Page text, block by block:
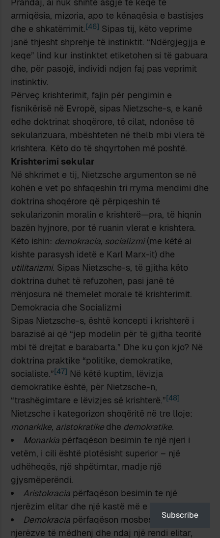
armiqësia, mizoria, apo te kënaqësia e bastisjes
dhe e shkatërrimit.[46] Sipas tij, këto veprime
janë thjesht shprehje të instinktit. “Ndërgjegjja e
keqe” lind kur instinktet etiketohen si të gabuara
dhe, për pasojë, individi ndjen faj pas veprimit
instinktiv.
Përveç krishterimit, fajin për pengimin e
fisnikërisë në Evropë, sipas Nietzsche-s, e kanë
edhe doktrinat shoqërore, të cilat, ndonëse të
sekularizuara, mbështeten në thelb mbi vlera të
krishtera. Këto do të shqyrtohen më poshtë.
Krishterimi sekular
Në shkrimet e tij, Nietzsche argumenton se në
kohën e vet po shfaqeshin tri rryma mendimi dhe
doktrina shoqërore që përpiqeshin të
sekularizonin moralin e krishterë—pra, të hiqnin
bazën hyjnore, por të ruanin vlerat e krishtera.
Këto ishin: demokracia, socializmi(me këtë ai
kishte parasysh idetë e Karl Marx-it) dhe
utilitarizmi. Sipas Nietzsche-s, të gjitha këto
doktrina duhet të refuzohen, pasi janë të
rrënjosura në themelet morale të krishterimit.
Demokracia dhe Socializmi
Sipas Nietzsche-s, është koncepti i krishterë i
barazisë ai që “jep modelin për të gjitha teoritë
mbi të drejtat e barabarta.” Dhe ku çon kjo? Në
doktrina praktike “politike, demokratike,
socialiste.”[47] Në këtë kuptim, lëvizja
demokratike është, për Nietzsche-n,
“trashëgimtare e lëvizjes së krishterë.”[48]
Nietzsche i kategorizon shoqëritë në tre lloje:
monarkike, aristokratike dhe demokratike.
Monarkiapërfaqëson besimin te një njeri i
vetëm, i cili është plotësisht superior – një
udhëheqës, një shpëtimtar, madje një
gjysmëperëndi.
Aristokraciapërfaqëson besimin te një
njerëzim elitar dhe një kastë më e lartë.
Demokraciapërfaqëson mosbesimin ndaj
njerëzve të mëdhenj dhe ndaj një rendi elitar,
Subscribe